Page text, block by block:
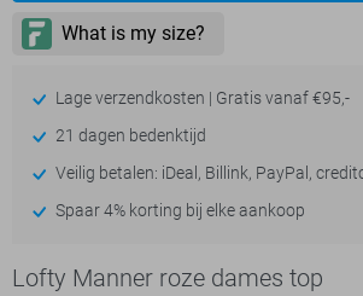
Lage verzendkosten | Gratis vanaf €95,-
21 dagen bedenktijd
Veilig betalen: iDeal, Billink, PayPal,
Spaar 4% korting bij elke aankoop
Lofty Manner roze dames top